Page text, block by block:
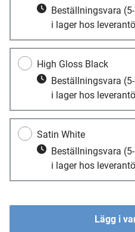
Beställningsvara
i lager hos
High Gloss Black
Beställningsvara
i lager hos
Satin White
Beställningsvara
i lager hos
Lägg i